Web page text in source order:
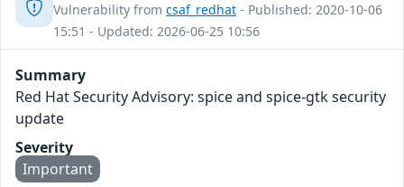
Vulnerability from csaf_redhat - Published: 2020-10-06
15:51 - Updated: 2026-06-25 10:56
Summary
Red Hat Security Advisory: spice and spice-gtk security
update
Severity
Important